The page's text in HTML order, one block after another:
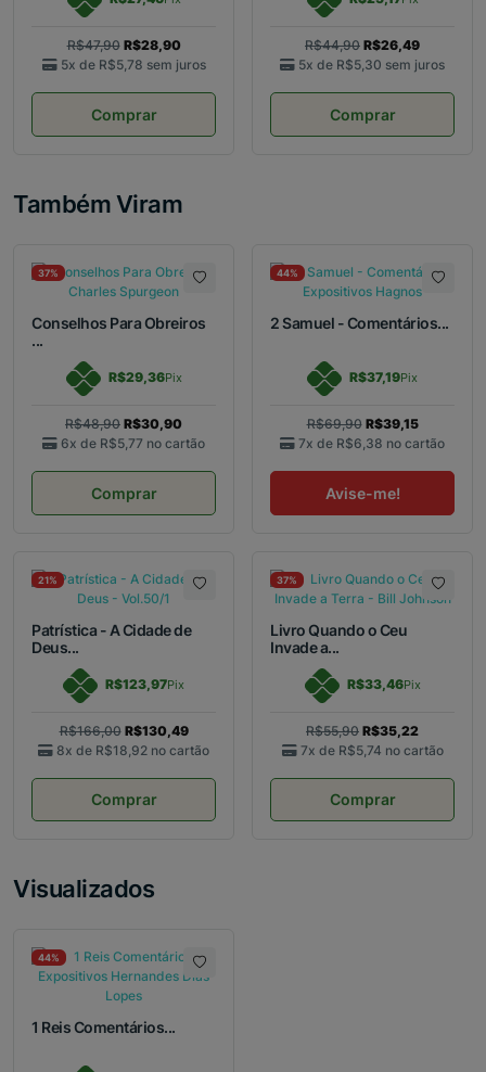
R$47,90 R$28,90
5x de R$5,78 sem juros
Comprar
R$44,90 R$26,49
5x de R$5,30 sem juros
Comprar
Também Viram
37%
Conselhos Para Obreiros
...
R$29,36Pix
R$48,90 R$30,90
6x de R$5,77 no cartão
Comprar
44%
2 Samuel - Comentários...
R$37,19Pix
R$69,90 R$39,15
7x de R$6,38 no cartão
Avise-me!
21%
Patrística - A Cidade de
Deus...
R$123,97Pix
R$166,00 R$130,49
8x de R$18,92 no cartão
Comprar
37%
Livro Quando o Ceu
Invade a...
R$33,46Pix
R$55,90 R$35,22
7x de R$5,74 no cartão
Comprar
Visualizados
44%
1 Reis Comentários...